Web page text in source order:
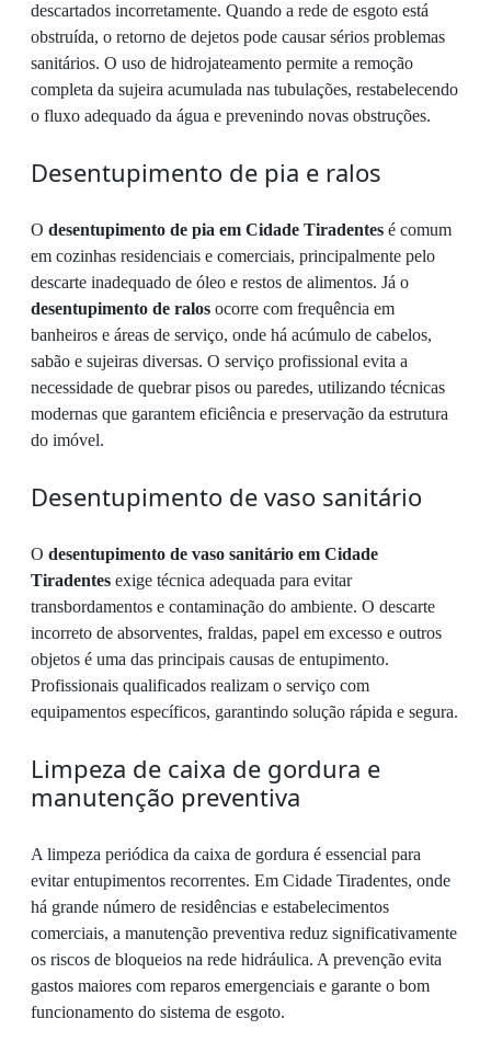
descartados incorretamente. Quando a rede de esgoto está
obstruída, o retorno de dejetos pode causar sérios problemas
sanitários. O uso de hidrojateamento permite a remoção
completa da sujeira acumulada nas tubulações, restabelecendo
o fluxo adequado da água e prevenindo novas obstruções.
Desentupimento de pia e ralos
O desentupimento de pia em Cidade Tiradentes é comum
em cozinhas residenciais e comerciais, principalmente pelo
descarte inadequado de óleo e restos de alimentos. Já o
desentupimento de ralos ocorre com frequência em
banheiros e áreas de serviço, onde há acúmulo de cabelos,
sabão e sujeiras diversas. O serviço profissional evita a
necessidade de quebrar pisos ou paredes, utilizando técnicas
modernas que garantem eficiência e preservação da estrutura
do imóvel.
Desentupimento de vaso sanitário
O desentupimento de vaso sanitário em Cidade
Tiradentes exige técnica adequada para evitar
transbordamentos e contaminação do ambiente. O descarte
incorreto de absorventes, fraldas, papel em excesso e outros
objetos é uma das principais causas de entupimento.
Profissionais qualificados realizam o serviço com
equipamentos específicos, garantindo solução rápida e segura.
Limpeza de caixa de gordura e
manutenção preventiva
A limpeza periódica da caixa de gordura é essencial para
evitar entupimentos recorrentes. Em Cidade Tiradentes, onde
há grande número de residências e estabelecimentos
comerciais, a manutenção preventiva reduz significativamente
os riscos de bloqueios na rede hidráulica. A prevenção evita
gastos maiores com reparos emergenciais e garante o bom
funcionamento do sistema de esgoto.